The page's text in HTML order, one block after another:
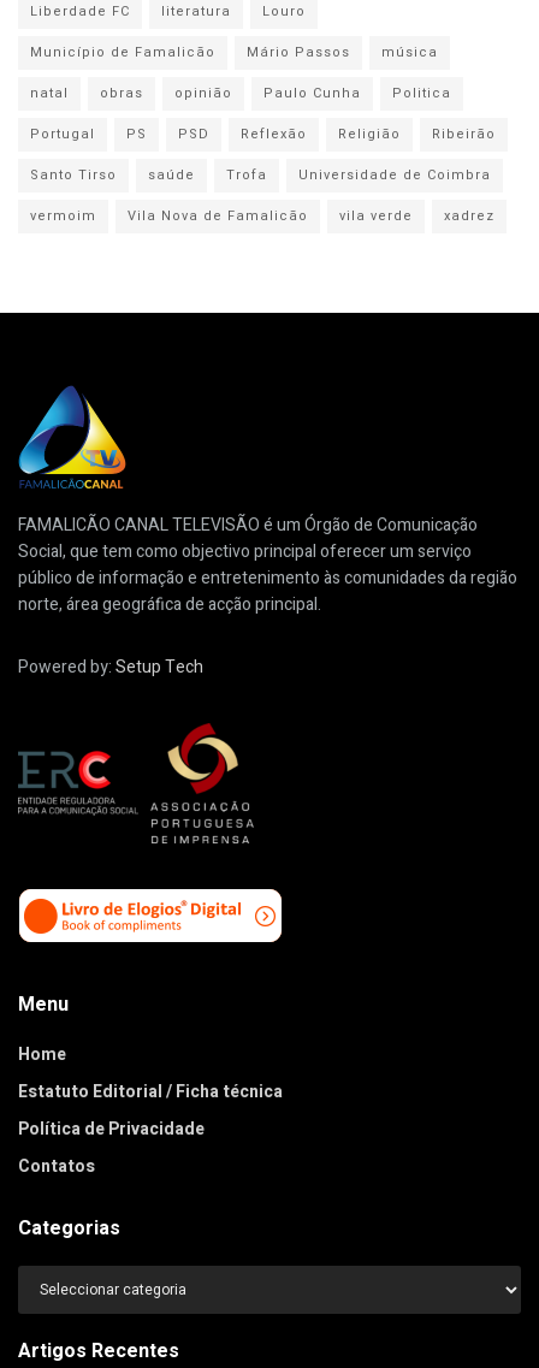
Liberdade FC
literatura
Louro
Município de Famalicão
Mário Passos
música
natal
obras opinião Paulo Cunha
Politica
Portugal
PS PSD Reflexão Religião
Ribeirão
Santo Tirso
saúde Trofa
Universidade de Coimbra
vermoim
Vila Nova de Famalicão vila verde xadrez
FAMALICÃO CANAL TELEVISÃO é um Órgão de Comunicação
Social, que tem como objectivo principal oferecer um serviço
público de informação e entretenimento às comunidades da região
norte, área geográfica de acção principal.
Powered by:Setup Tech
Menu
Home
Estatuto Editorial / Ficha técnica
Política de Privacidade
Contatos
Categorias
Categorias
Artigos Recentes